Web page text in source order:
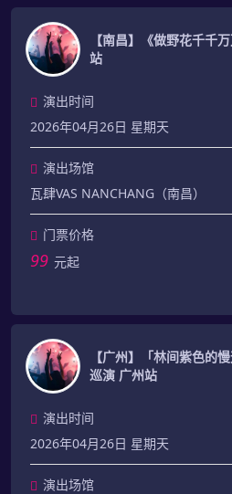
【南昌】《做野花千千
站
演出时间
2026年04月26日 星期天
演出场馆
瓦肆VAS NANCHANG（南昌）
门票价格
99 元起
【广州】「林间紫色的
巡演 广州站
演出时间
2026年04月26日 星期天
演出场馆